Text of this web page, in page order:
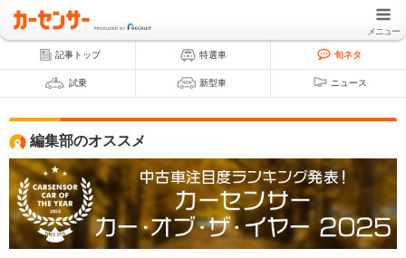
メニュー
記事トップ 特選車 旬ネタ
試乗 新型車 ニュース
編集部のオススメ